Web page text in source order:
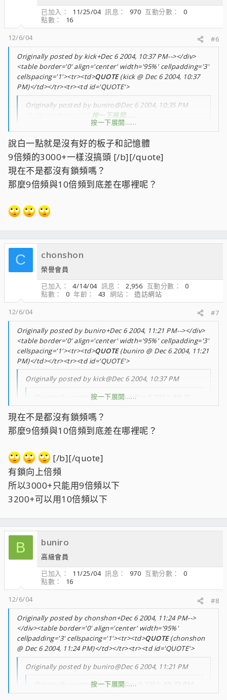
已加入
11/25/04 訊息 970 互動分數
0
點數
16
12/6/04
#6
Originally posted by kick+Dec 6 2004, 10:37 PM--></div>
<table border='0' align='center' width='95%' cellpadding='3'
cellspacing='1'><tr><td>QUOTE(kick @ Dec 6 2004, 10:37
PM)</td></tr><tr><td id='QUOTE'>
Originally posted by buniro@Dec 6 2004, 10:35 PM
按一下展開……
@Dec 6 2004, 10:15 PM
挖哩咧~~~0441spmw大家猛拋
按一下展開……
重點在Super Pi 1M能跑幾秒？
按一下展開……
說白一點就是沒有好的板子和記憶體
9倍頻的3000+一樣沒搞頭 [/b][/quote]
現在不是都沒有鎖頻嗎？
那麼9倍頻與10倍頻到底差在哪裡呢？
C chonshon
榮譽會員
已加入
4/14/04 訊息 2,956 互動分數
0
點數
0 年齡 43 網站
造訪網站
12/6/04
#7
Originally posted by buniro+Dec 6 2004, 11:21 PM--></div>
<table border='0' align='center' width='95%' cellpadding='3'
cellspacing='1'><tr><td>QUOTE(buniro @ Dec 6 2004, 11:21
PM)</td></tr><tr><td id='QUOTE'>
Originally posted by kick@Dec 6 2004, 10:37 PM
Originally posted by buniro@Dec 6 2004, 10:35
PM
<!--QuoteBegin-kick按一下展開……
按一下展開……
@Dec 6 2004, 10:15 PM
挖哩咧~~~0441spmw大家猛拋
按一下展開……
重點在Super Pi 1M能跑幾秒？
按一下展開……
9倍頻的3000+一樣沒搞頭
按一下展開……
現在不是都沒有鎖頻嗎？
那麼9倍頻與10倍頻到底差在哪裡呢？
[/b][/quote]
有鎖向上倍頻
所以3000+只能用9倍頻以下
3200+可以用10倍頻以下
B buniro
高級會員
已加入
11/25/04 訊息 970 互動分數
0
點數
16
12/6/04
#8
Originally posted by chonshon+Dec 6 2004, 11:24 PM-->
</div><table border='0' align='center' width='95%'
cellpadding='3' cellspacing='1'><tr><td>QUOTE(chonshon
@ Dec 6 2004, 11:24 PM)</td></tr><tr><td id='QUOTE'>
Originally posted by buniro@Dec 6 2004, 11:21 PM
Originally posted by kick@Dec 6 2004, 10:37 PM
按一下展開……